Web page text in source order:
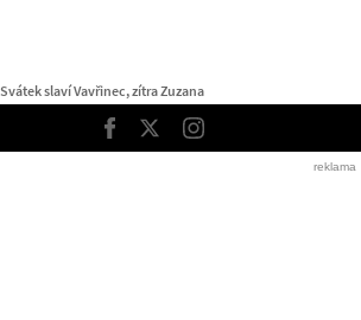
Svátek slaví Vavřinec, zítra Zuzana
Facebook
TwitterInstagram